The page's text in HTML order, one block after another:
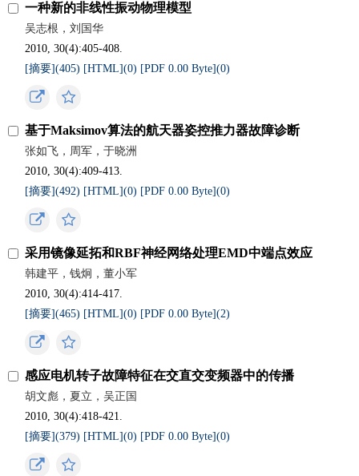
一种新的非线性振动物理模型
吴志根，刘国华
2010, 30(4):405-408.
[摘要](405) [HTML](0) [PDF 0.00 Byte](0)
基于Maksimov算法的航天器姿控推力器故障诊断
张如飞，周军，于晓洲
2010, 30(4):409-413.
[摘要](492) [HTML](0) [PDF 0.00 Byte](0)
采用镜像延拓和RBF神经网络处理EMD中端点效应
韩建平，钱炯，董小军
2010, 30(4):414-417.
[摘要](465) [HTML](0) [PDF 0.00 Byte](2)
感应电机转子故障特征在交直交变频器中的传播
胡文彪，夏立，吴正国
2010, 30(4):418-421.
[摘要](379) [HTML](0) [PDF 0.00 Byte](0)